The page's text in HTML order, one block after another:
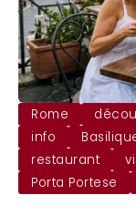
Rome
info
restaurant
Porta Portese